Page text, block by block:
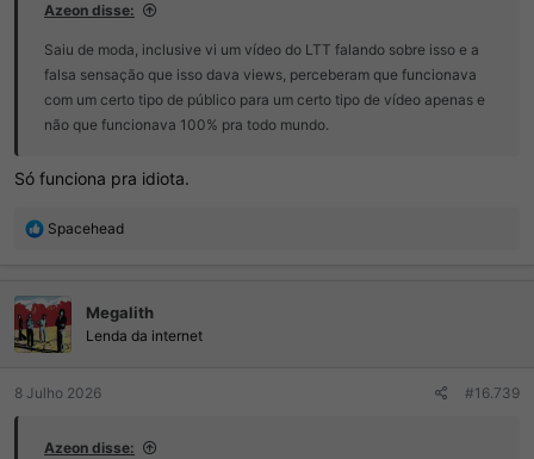
Azeon disse:
Saiu de moda, inclusive vi um vídeo do LTT falando sobre isso e a
falsa sensação que isso dava views, perceberam que funcionava
com um certo tipo de público para um certo tipo de vídeo apenas e
não que funcionava 100% pra todo mundo.
Só funciona pra idiota.
R
ç
õ
e
s
Spacehead
Megalith
Lenda da internet
8 Julho 2026 #16.739
Azeon disse: